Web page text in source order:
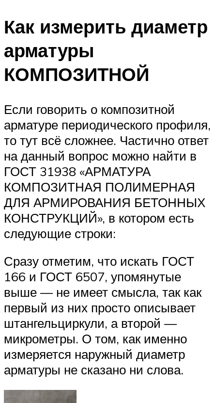
Как измерить диаметр
арматуры
КОМПОЗИТНОЙ
Если говорить о композитной
арматуре периодического профиля,
то тут всё сложнее. Частично ответ
на данный вопрос можно найти в
ГОСТ 31938 «АРМАТУРА
КОМПОЗИТНАЯ ПОЛИМЕРНАЯ
ДЛЯ АРМИРОВАНИЯ БЕТОННЫХ
КОНСТРУКЦИЙ», в котором есть
следующие строки:
Сразу отметим, что искать ГОСТ
166 и ГОСТ 6507, упомянутые
выше — не имеет смысла, так как
первый из них просто описывает
штангельциркули, а второй —
микрометры. О том, как именно
измеряется наружный диаметр
арматуры не сказано ни слова.